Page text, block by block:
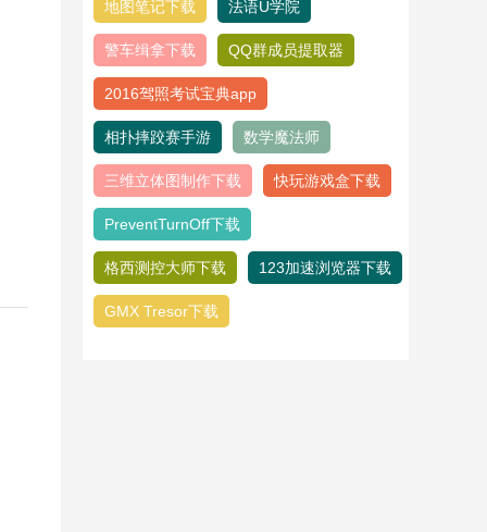
地图笔记下载 法语U学院
警车缉拿下载 QQ群成员提取器
2016驾照考试宝典app
相扑摔跤赛手游 数学魔法师
三维立体图制作下载 快玩游戏盒下载
PreventTurnOff下载
格西测控大师下载 123加速浏览器下载
GMX Tresor下载